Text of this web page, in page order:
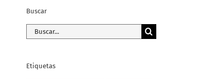
Buscar
Buscar:
Etiquetas